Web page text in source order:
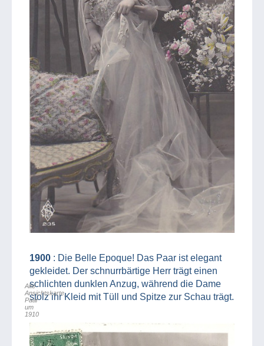
1900 : Die Belle Epoque! Das Paar ist elegant
gekleidet. Der schnurrbärtige Herr trägt einen
schlichten dunklen Anzug, während die Dame
stolz ihr Kleid mit Tüll und Spitze zur Schau trägt.
Alte
Ansichtskarte,
Paar
um
1910